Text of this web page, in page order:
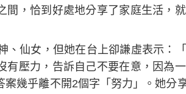
間，恰到好處地分享了家庭生活，
、仙女，但她在台上卻謙虛表示：
有壓力，告訴自己不要在意，因為
幾乎離不開2個字「努力」。她分